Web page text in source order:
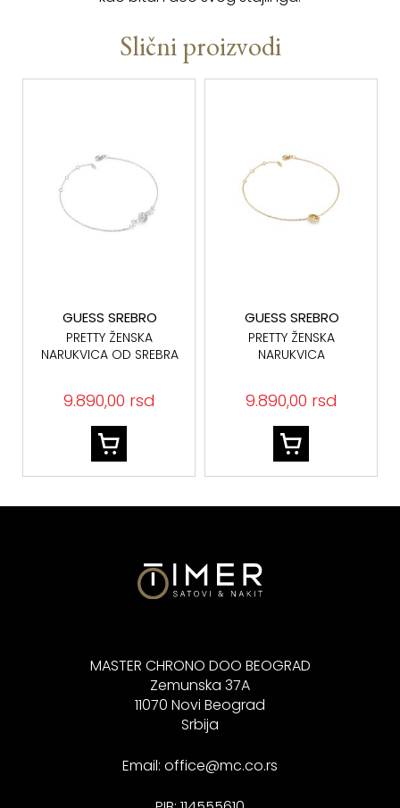
Slični proizvodi
GUESS SREBRO
PRETTY ŽENSKA
NARUKVICA OD SREBRA
9.890,00 rsd
GUESS SREBRO
PRETTY ŽENSKA
NARUKVICA
9.890,00 rsd
MASTER CHRONO DOO BEOGRAD
Zemunska 37A
11070 Novi Beograd
Srbija
Email: office@mc.co.rs